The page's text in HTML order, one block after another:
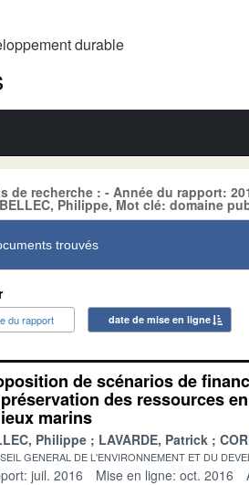
durable
de recherche : - Année du rapport:
Philippe, Mot clé: domaine
trouvés
du rapport date de mise en ligne
de scénarios de
des ressources
marins
Philippe LAVARDE, Patrick
GENERAL DE L'ENVIRONNEMENT ET DU
juil. 2016 Mise en ligne: oct. 2016